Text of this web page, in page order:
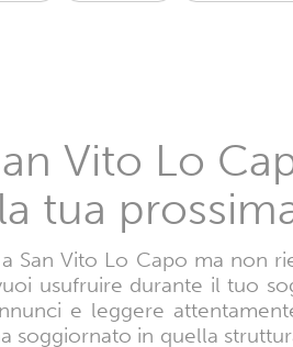
Vito Lo
tua
San Vito Lo Capo ma non
usufruire durante il tuo
e leggere
soggiornato in quella